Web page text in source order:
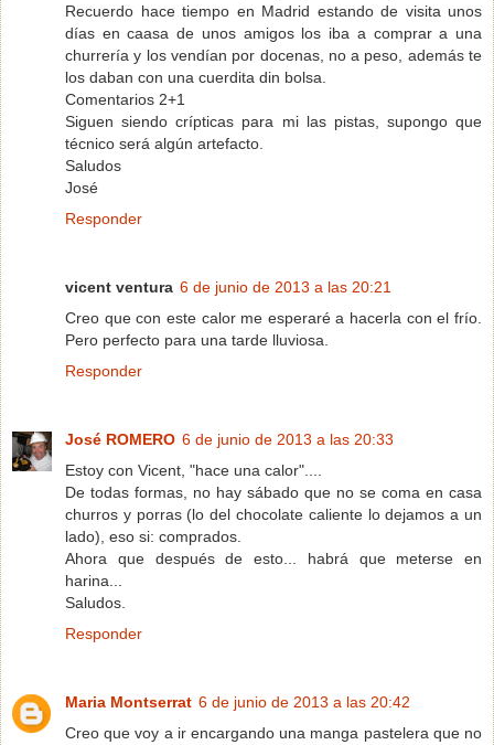
Recuerdo hace tiempo en Madrid estando de visita unos
días en caasa de unos amigos los iba a comprar a una
churrería y los vendían por docenas, no a peso, además te
los daban con una cuerdita din bolsa.
Comentarios 2+1
Siguen siendo crípticas para mi las pistas, supongo que
técnico será algún artefacto.
Saludos
José
Responder
vicent ventura 6 de junio de 2013 a las 20:21
Creo que con este calor me esperaré a hacerla con el frío.
Pero perfecto para una tarde lluviosa.
Responder
José ROMERO 6 de junio de 2013 a las 20:33
Estoy con Vicent, "hace una calor"....
De todas formas, no hay sábado que no se coma en casa
churros y porras (lo del chocolate caliente lo dejamos a un
lado), eso si: comprados.
Ahora que después de esto... habrá que meterse en
harina...
Saludos.
Responder
Maria Montserrat 6 de junio de 2013 a las 20:42
Creo que voy a ir encargando una manga pastelera que no